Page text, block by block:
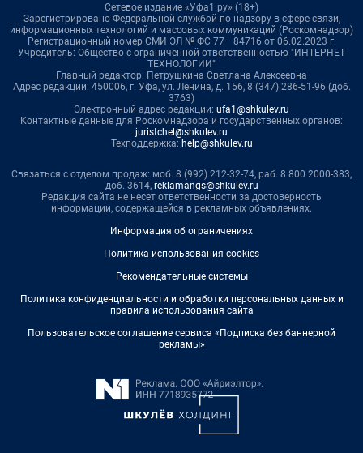
Сетевое издание «Уфа1.ру» (18+)
Зарегистрировано Федеральной службой по надзору в сфере связи,
информационных технологий и массовых коммуникаций (Роскомнадзор)
Регистрационный номер СМИ ЭЛ № ФС 77– 84716 от 06.02.2023 г.
Учредитель: Общество с ограниченной ответственностью "ИНТЕРНЕТ
ТЕХНОЛОГИИ"
Главный редактор: Петрушкина Светлана Алексеевна
Адрес редакции: 450006, г. Уфа, ул. Ленина, д. 156, 8 (347) 286-51-96 (доб.
3763)
Электронный адрес редакции: ufa1@shkulev.ru
Контактные данные для Роскомнадзора и государственных органов:
juristchel@shkulev.ru
Техподдержка: help@shkulev.ru
Связаться с отделом продаж: моб. 8 (992) 212-32-74, раб. 8 800 2000-383,
доб. 3614, reklamangs@shkulev.ru
Редакция сайта не несет ответственности за достоверность
информации, содержащейся в рекламных объявлениях.
Информация об ограничениях
Политика использования cookies
Рекомендательные системы
Политика конфиденциальности и обработки персональных данных и
правила использования сайта
Пользовательское соглашение сервиса «Подписка без баннерной
рекламы»